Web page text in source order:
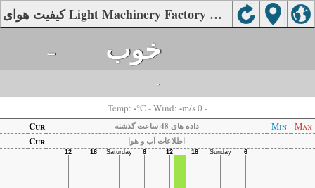
کیفیت هوای Light Machinery Factory No. 2, Liaocheng
- خوب
-
Temp: -°C - Wind: -m/s 0 -
Cur
داده های 48 ساعت گذشته Min
Max
Cur
اطلاعات آب و هوا